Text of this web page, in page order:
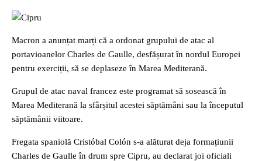
Macron a anunțat marți că a ordonat grupului de atac al
portavioanelor Charles de Gaulle, desfășurat în nordul Europei
pentru exerciții, să se deplaseze în Marea Mediterană.
Grupul de atac naval francez este programat să sosească în
Marea Mediterană la sfârșitul acestei săptămâni sau la începutul
săptămânii viitoare.
Fregata spaniolă Cristóbal Colón s-a alăturat deja formațiunii
Charles de Gaulle în drum spre Cipru, au declarat joi oficiali